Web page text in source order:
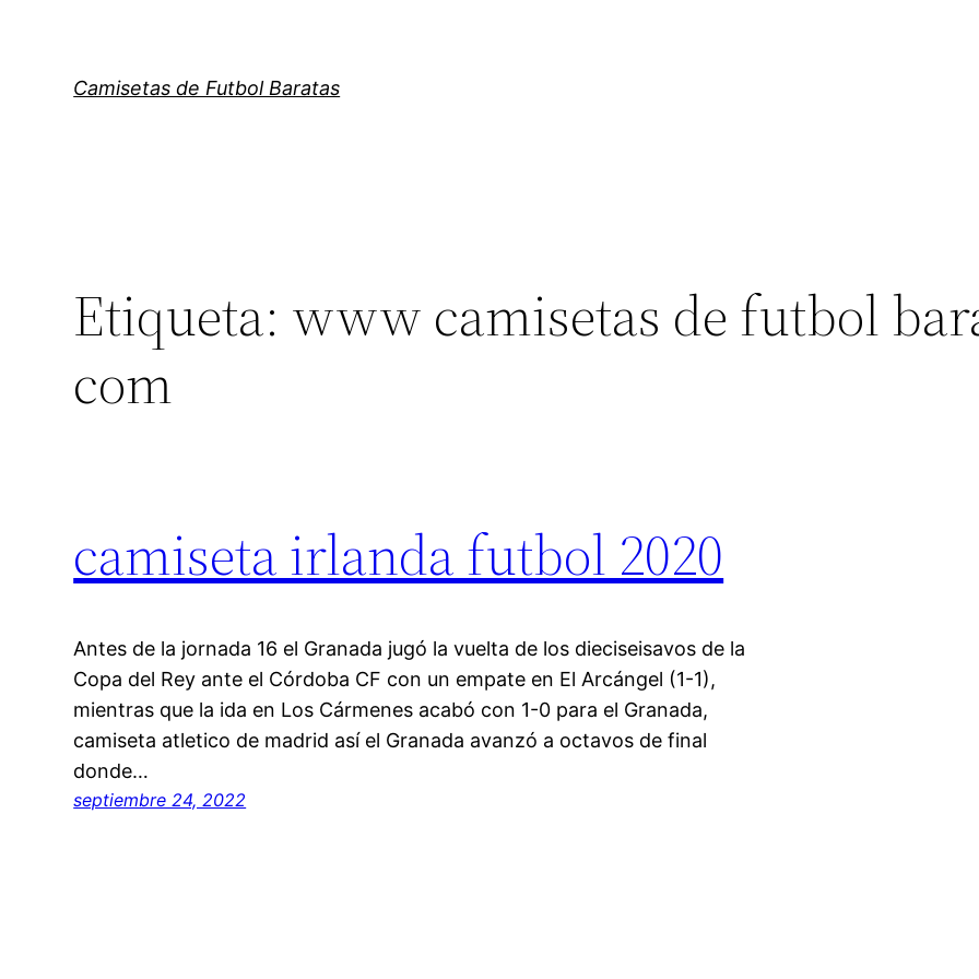
contenido
Camisetas de Futbol Baratas
Etiqueta: www camisetas de futbol
com
camiseta irlanda futbol 2020
Antes de la jornada 16 el Granada jugó la vuelta de los dieciseisavos de la
Copa del Rey ante el Córdoba CF con un empate en El Arcángel (1-1),
mientras que la ida en Los Cármenes acabó con 1-0 para el Granada,
camiseta atletico de madrid así el Granada avanzó a octavos de final
donde…
septiembre 24, 2022